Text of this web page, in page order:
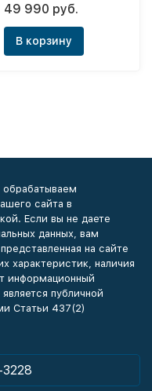
2+3 HK MW2B ¶
49 990 руб.
В корзину
сайта в
Если вы не даете
данных, вам
на сайте
характеристик, наличия
информационный
публичной
Статьи 437(2)